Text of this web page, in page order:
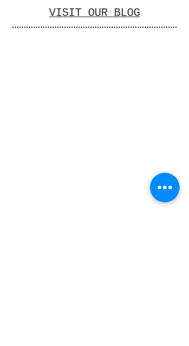
VISIT OUR BLOG